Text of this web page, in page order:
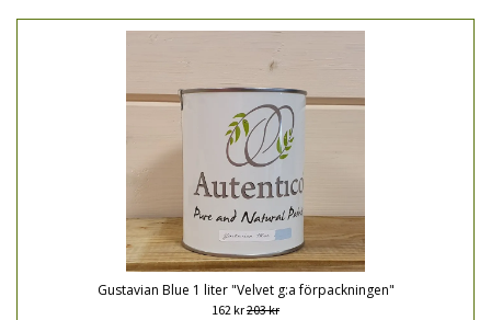
Gustavian Blue 1 liter "Velvet g:a förpackningen"
162 kr203 kr